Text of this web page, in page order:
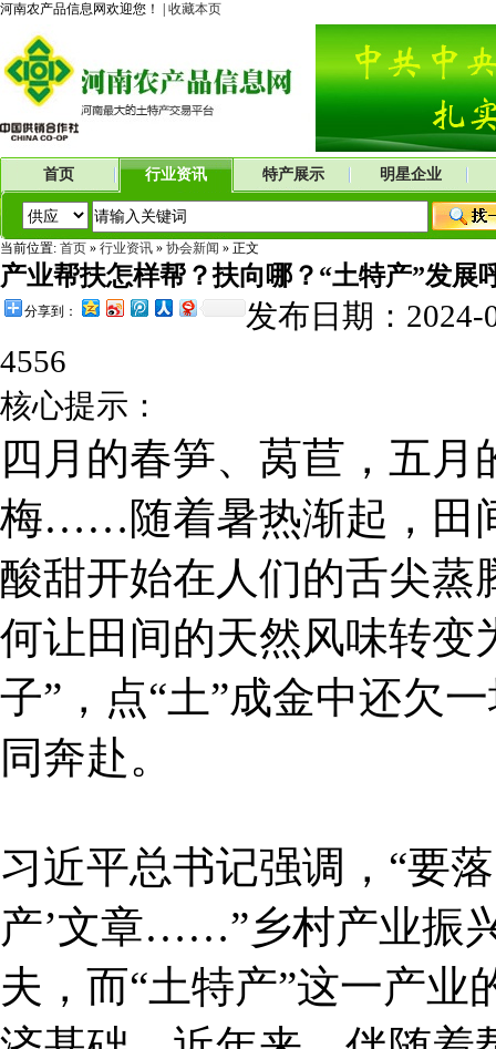
河南农产品信息网欢迎您！ | 收藏本页
首页 行业资讯 特产展示 明星企业
当前位置: 首页 » 行业资讯 » 协会新闻 » 正文
产业帮扶怎样帮？扶向哪？“土特产”发
分享到：
发布日期：
4556
核心提示：
四月的春笋、莴苣，五
梅……随着暑热渐起，田
酸甜开始在人们的舌尖蒸
何让田间的天然风味转变
子”，点“土”成金中还欠
同奔赴。
习近平总书记强调，“要
产’文章……”乡村产业振
夫，而“土特产”这一产